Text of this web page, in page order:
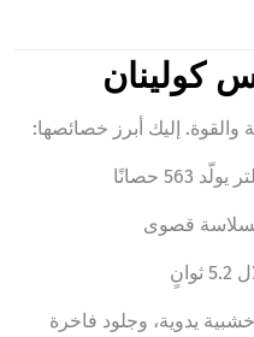
كولينان
والقوة. إليك أبرز خصائصها:
يدوية، وجلود فاخرة